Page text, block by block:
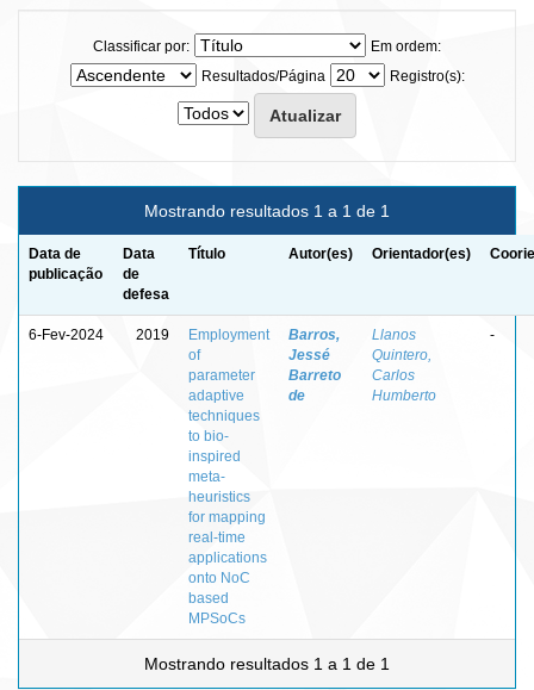
Classificar por:
Em ordem:
Resultados/Página
Registro(s):
Mostrando resultados 1 a 1 de 1
Data de
publicação
Data
de
defesa
Título Autor(es) Orientador(es)
6-Fev-2024 2019
Employment
of
parameter
adaptive
techniques
to bio-
inspired
meta-
heuristics
for mapping
real-time
applications
onto NoC
based
MPSoCs
Barros,
Jessé
Barreto
de
Llanos
Quintero,
Carlos
Humberto
-
Mostrando resultados 1 a 1 de 1